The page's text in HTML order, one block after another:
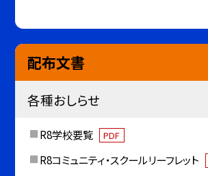
配布文書
各種おしらせ
R8学校要覧 PDF
R8コミュニティ・スクールリーフレット